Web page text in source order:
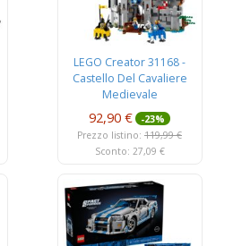
LEGO Creator 31168 -
Castello Del Cavaliere
Medievale
92,90 €
-23%
Prezzo listino: 119,99 €
Sconto: 27,09 €